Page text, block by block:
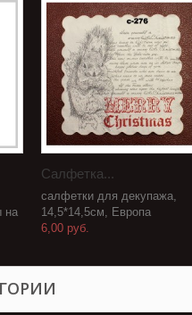
на
Салфетка...
салфетки для декупажа,
14,5*14,5см, Европа
6,00 руб.